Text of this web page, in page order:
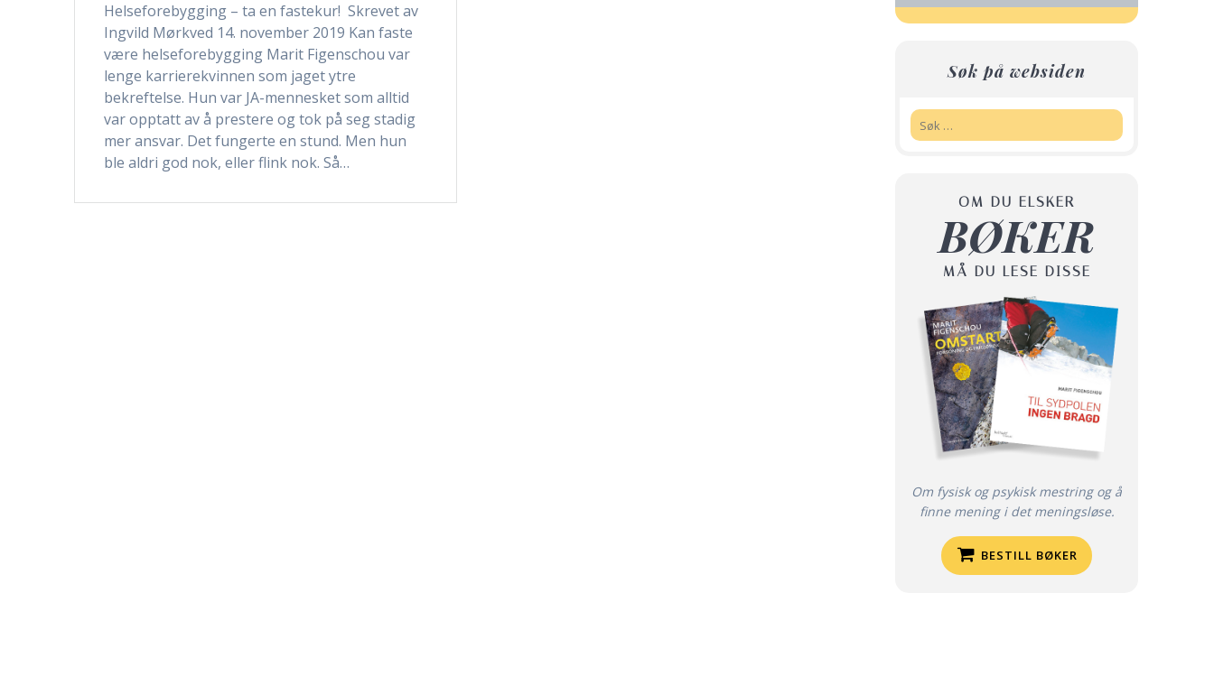
Helseforebygging – ta en fastekur! Skrevet av
Ingvild Mørkved 14. november 2019 Kan faste
være helseforebygging Marit Figenschou var
lenge karrierekvinnen som jaget ytre
bekreftelse. Hun var JA-mennesket som alltid
var opptatt av å prestere og tok på seg stadig
mer ansvar. Det fungerte en stund. Men hun
ble aldri god nok, eller flink nok. Så…
Søk på websiden
OM DU ELSKER
BØKER
MÅ DU LESE DISSE
Om fysisk og psykisk mestring og å
finne mening i det meningsløse.
BESTILL BØKER